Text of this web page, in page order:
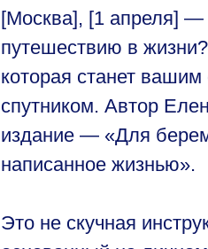
[Москва], [1 апреля] —
путешествию в
которая станет
спутником. Автор
издание — «Для
написанное жизнью».
Это не скучная